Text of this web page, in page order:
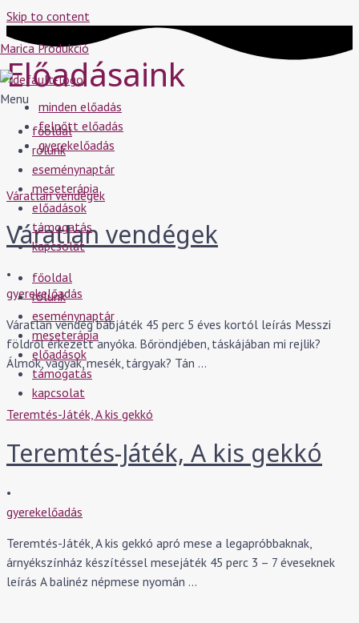
Skip to content
Marica Produkció
Menu
főoldal
rólunk
eseménynaptár
meseterápia
előadások
támogatás
kapcsolat
főoldal
rólunk
eseménynaptár
meseterápia
előadások
támogatás
kapcsolat
Előadásaink
minden előadás
felnőtt előadás
gyerekelőadás
Váratlan vendégek
Váratlan vendégek
•
gyerekelőadás
Váratlan vendég bábjáték 45 perc 5 éves kortól leírás Messzi
földről érkezett anyóka. Bőröndjében, táskájában mi rejlik?
Álmok, vágyak, mesék, tárgyak? Tán …
Teremtés-Játék, A kis gekkó
Teremtés-Játék, A kis gekkó
•
gyerekelőadás
Teremtés-Játék, A kis gekkó apró mese a legapróbbaknak,
árnyékszínház készítéssel mesejáték 45 perc 3 – 7 éveseknek
leírás A balinéz népmese nyomán …